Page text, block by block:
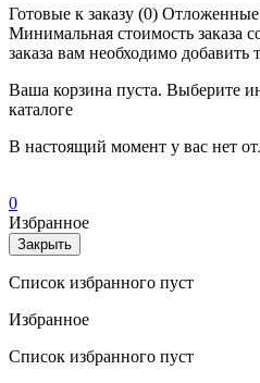
Готовые к заказу (0) Отложенные
Минимальная стоимость заказа
заказа вам необходимо
Ваша корзина пуста. Выберите
каталоге
В настоящий момент у вас нет
0
Избранное
Закрыть
Список избранного пуст
Избранное
Список избранного пуст